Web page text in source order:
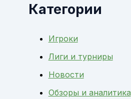
Категории
Игроки
Лиги и турниры
Новости
Обзоры и аналитика